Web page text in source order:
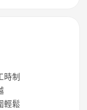
時制
輕鬆